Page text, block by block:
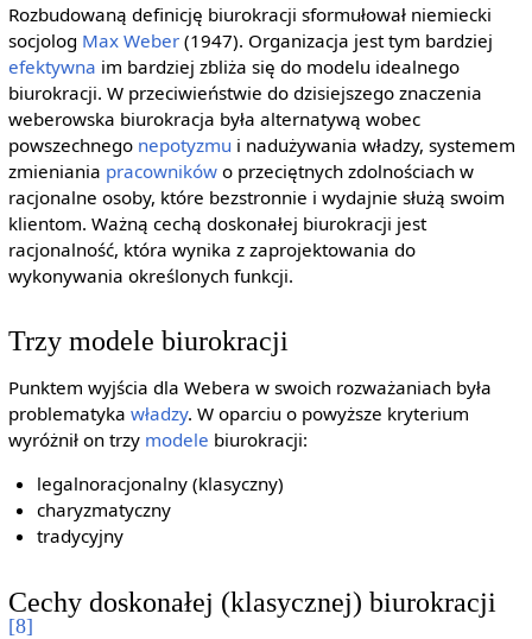
Rozbudowaną definicję biurokracji sformułował niemiecki
socjolog Max Weber(1947). Organizacja jest tym bardziej
efektywna im bardziej zbliża się do modelu idealnego
biurokracji. W przeciwieństwie do dzisiejszego znaczenia
weberowska biurokracja była alternatywą wobec
powszechnego nepotyzmu i nadużywania władzy, systemem
zmieniania pracownikówo przeciętnych zdolnościach w
racjonalne osoby, które bezstronnie i wydajnie służą swoim
klientom. Ważną cechą doskonałej biurokracji jest
racjonalność, która wynika z zaprojektowania do
wykonywania określonych funkcji.
Trzy modele biurokracji
Punktem wyjścia dla Webera w swoich rozważaniach była
problematyka władzy. W oparciu o powyższe kryterium
wyróżnił on trzy modele biurokracji:
legalnoracjonalny (klasyczny)
charyzmatyczny
tradycyjny
Cechy doskonałej (klasycznej) biurokracji
[8]